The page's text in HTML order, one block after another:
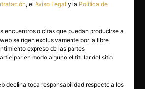
, elAviso Legal y la Política de
encuentros o citas que puedan producirse a
se rigen exclusivamente por la libre
expreso de las partes
en modo alguno el titular del sitio
declina toda responsabilidad respecto a los